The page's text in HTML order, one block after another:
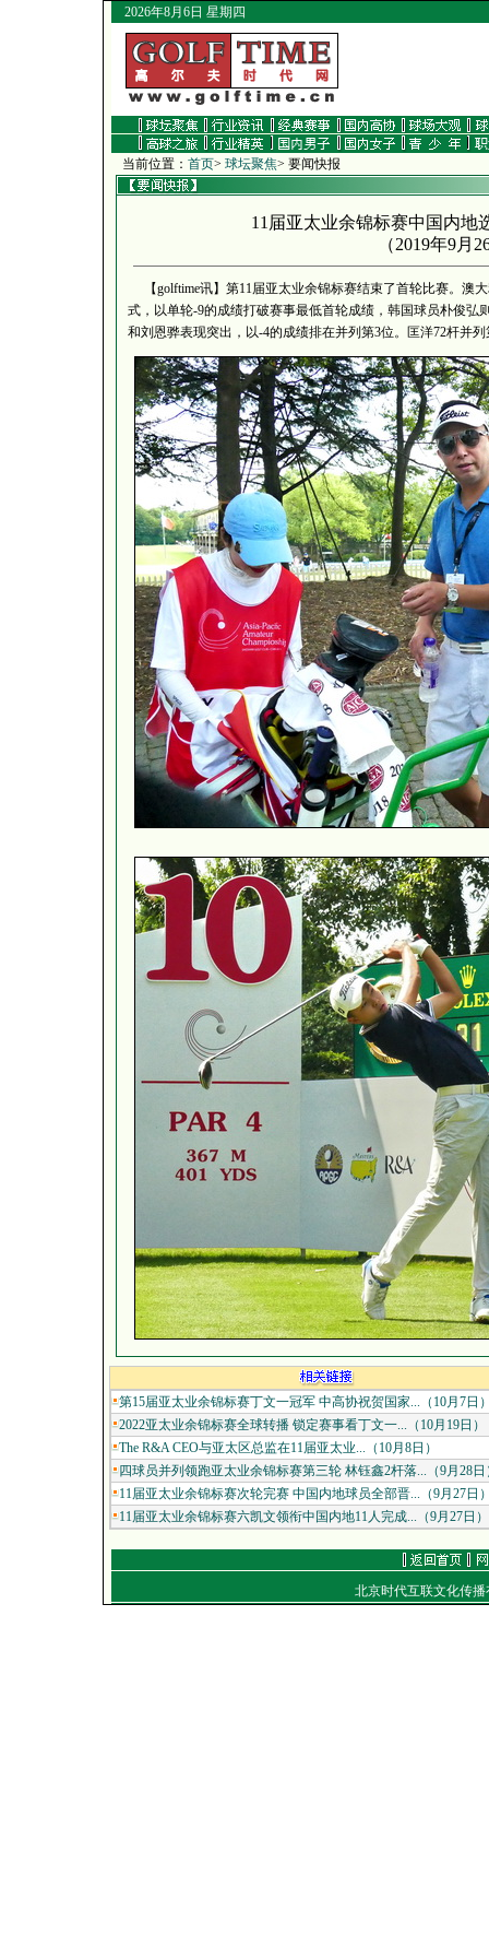
2026年8月6日 星期四
当前位置： 首页> 球坛聚焦> 要闻快报
11届亚太业余锦标赛中国内地
（2019年9月
【golftime讯】第11届亚太业余锦标赛结束了首轮比赛。澳
式，以单轮-9的成绩打破赛事最低首轮成绩，韩国球员朴俊弘
和刘恩骅表现突出，以-4的成绩排在并列第3位。匡洋72杆并列
第15届亚太业余锦标赛丁文一冠军 中高协祝贺国家...（10月7日
2022亚太业余锦标赛全球转播 锁定赛事看丁文一...（10月19日）
The R&A CEO与亚太区总监在11届亚太业...（10月8日）
四球员并列领跑亚太业余锦标赛第三轮 林钰鑫2杆落...（9月28日
11届亚太业余锦标赛次轮完赛 中国内地球员全部晋...（9月27日
11届亚太业余锦标赛六凯文领衔中国内地11人完成...（9月27日）
北京时代互联文化传